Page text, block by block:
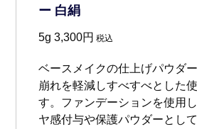
ー 白絹
5g 3,300円 税込
ベースメイクの仕上げパウダ
崩れを軽減しすべすべとした
す。ファンデーションを使用
ヤ感付与や保護パウダーとし